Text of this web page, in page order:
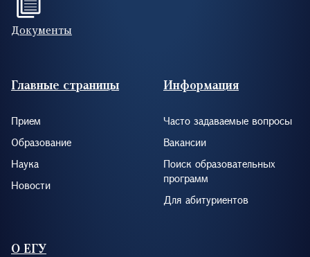
Документы
Footer (RUS)
Главные страницы
Прием
Образование
Наука
Новости
Информация
Часто задаваемые вопросы
Вакансии
Поиск образовательных
программ
Для абитуриентов
О ЕГУ